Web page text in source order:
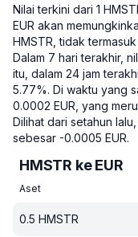
Nilai terkini dari 1
EUR akan
HMSTR, tidak
Dalam 7 hari terakhir,
itu, dalam 24 jam
5.77%. Di waktu yang
0.0002 EUR, yang
Dilihat dari setahun
sebesar -0.0005 EUR.
HMSTR ke EUR
Aset
0.5 HMSTR